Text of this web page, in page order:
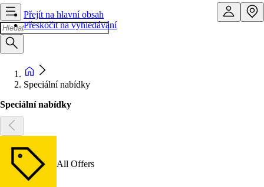
Přejít na hlavní obsah
Přeskočit na vyhledávání
Speciální nabídky
Speciální nabídky
All Offers